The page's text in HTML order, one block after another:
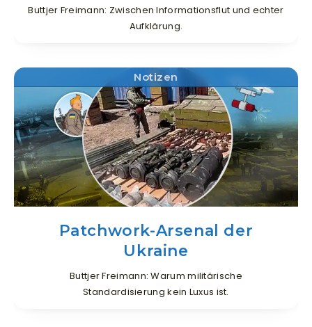
Buttjer Freimann: Zwischen Informationsflut und echter
Aufklärung.
Notizen
Patchwork-Arsenal der
Ukraine
Buttjer Freimann: Warum militärische
Standardisierung kein Luxus ist.